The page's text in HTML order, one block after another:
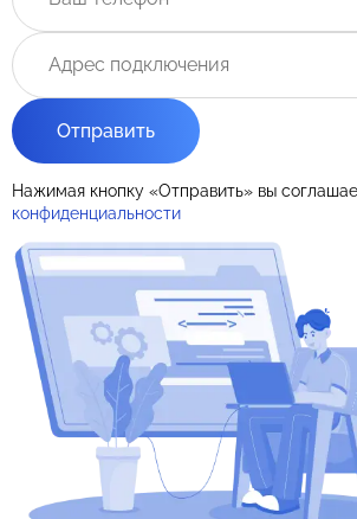
Отправить
Нажимая кнопку «Отправить» вы
конфиденциальности